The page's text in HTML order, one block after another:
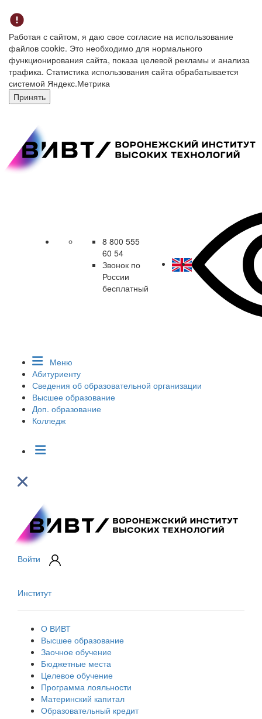
Работая с сайтом, я даю свое согласие на использование
файлов cookie. Это необходимо для нормального
функционирования сайта, показа целевой рекламы и анализа
трафика. Статистика использования сайта обрабатывается
системой Яндекс.Метрика
Принять
8 800 555
60 54
Звонок по
России
бесплатный
Меню
Абитуриенту
Сведения об образовательной организации
Высшее образование
Доп. образование
Колледж
Войти
Институт
О ВИВТ
Высшее образование
Заочное обучение
Бюджетные места
Целевое обучение
Программа лояльности
Материнский капитал
Образовательный кредит